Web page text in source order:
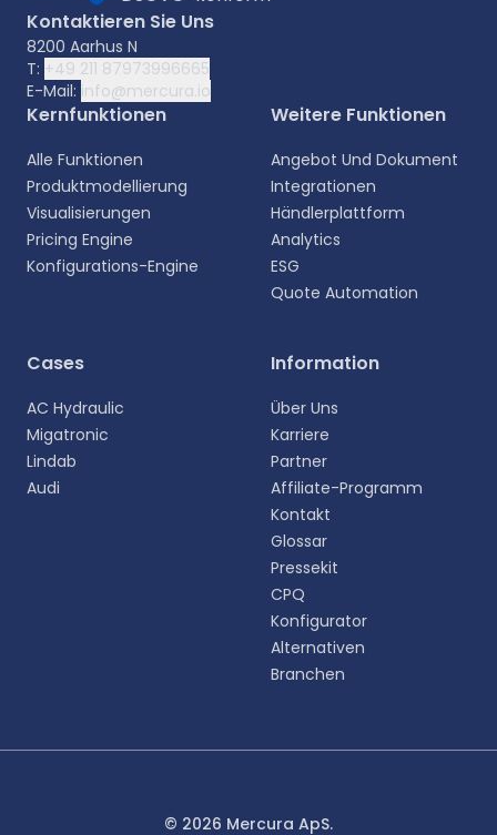
Wählen Sie Ihre Sprache aus
persönlichere Erfahrung.
Svenska
Kontaktieren Sie Uns
8200 Aarhus N
T: +49 211 87973996665
E-Mail: info@mercura.io
Kernfunktionen
Alle Funktionen
Produktmodellierung
Visualisierungen
Pricing Engine
Konfigurations-Engine
Weitere Funktionen
Angebot Und Dokument
Integrationen
Händlerplattform
Analytics
ESG
Quote Automation
Cases
AC Hydraulic
Migatronic
Lindab
Audi
Information
Über Uns
Karriere
Partner
Affiliate-Programm
Kontakt
Glossar
Pressekit
CPQ
Konfigurator
Alternativen
Branchen
© 2026 Mercura ApS.